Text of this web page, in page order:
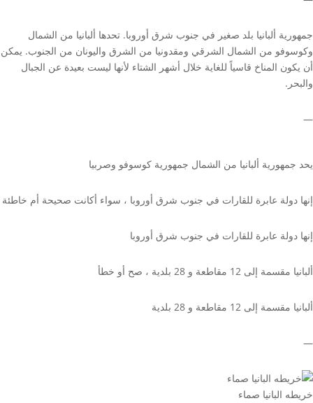
جمهورية ألبانيا بلد صغير في جنوب شرق أوروبا. تحدها ألبانيا من الشمال
وكوسوفو من الشمال الشرقي ومقدونيا من الشرق واليونان من الجنوب. يمكن
أن يكون المناخ قاسياً للغاية خلال أشهر الشتاء لأنها ليست بعيدة عن الجبال
والبحر.
—
يحد جمهورية ألبانيا من الشمال جمهورية كوسوفو وصربيا
إنها دولة عابرة للقارات في جنوب شرق أوروبا ، سواء أكانت صحيحة أم خاطئة
إنها دولة عابرة للقارات في جنوب شرق أوروبا
ألبانيا مقسمة إلى 12 مقاطعة و 28 بلدية ، صح أو خطأ
ألبانيا مقسمة إلى 12 مقاطعة و 28 بلدية
—
خريطه البانيا صماء